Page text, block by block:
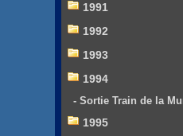
1991
1992
1993
1994
- Sortie Train de la
1995